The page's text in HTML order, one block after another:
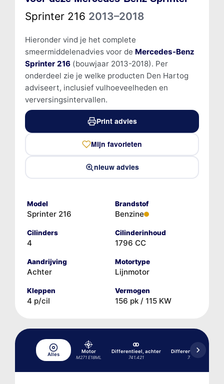
Sprinter 216 2013–2018
Hieronder vind je het complete
smeermiddelenadvies voor de Mercedes-Benz
Sprinter 216(bouwjaar 2013-2018). Per
onderdeel zie je welke producten Den Hartog
adviseert, inclusief vulhoeveelheden en
verversingsintervallen.
Print advies
Mijn favorieten
nieuw advies
Model
Sprinter 216
Brandstof
Benzine
Cilinders
4
Cilinderinhoud
1796 CC
Aandrijving
Achter
Motortype
Lijnmotor
Kleppen
4 p/cil
Vermogen
156 pk / 115 KW
Alles
Motor
M271 E18ML
Differentieel, achter
741.421
Differentieel, achter
741.423